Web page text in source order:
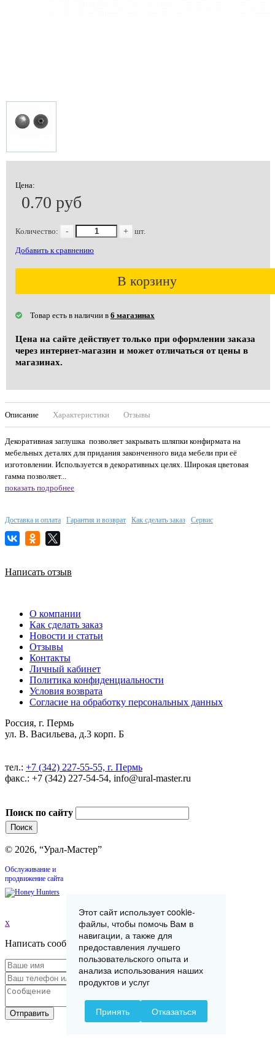
Цена:
0.70 руб
Количество: - + шт.
Добавить к сравнению
В корзину
Товар есть в наличии в 6 магазинах
Цена на сайте действует только при оформлении заказа
через интернет-магазин и может отличаться от цены в
магазинах.
Описание Характеристики Отзывы
Декоративная заглушка позволяет закрывать шляпки конфирмата на
мебельных деталях для придания законченного вида мебели при её
изготовлении. Используется в декоративных целях. Широкая цветовая
гамма позволяет...
показать подробнее
Доставка и оплата Гарантия и возврат Как сделать заказ Сервис
Написать отзыв
О компании
Как сделать заказ
Новости и статьи
Отзывы
Контакты
Личный кабинет
Политика конфиденциальности
Условия возврата
Согласие на обработку персональных данных
Россия, г. Пермь
ул. В. Васильева, д.3 корп. Б
тел.: +7 (342) 227-55-55, г. Пермь
факс.: +7 (342) 227-54-54, info@ural-master.ru
Поиск по сайту
© 2026, “Урал-Мастер”
Обслуживание и
продвижение сайта
x
Написать сообщение
Отправить
Этот сайт использует cookie-
файлы, чтобы помочь Вам в
навигации, а также для
предоставления лучшего
пользовательского опыта и
анализа использования наших
продуктов и услуг
Принять Отказаться